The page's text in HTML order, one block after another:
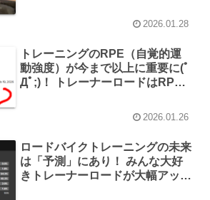
2026.01.28
トレーニングのRPE（自覚的運
動強度）が今まで以上に重要に(ﾟ
Дﾟ;)！ トレーナーロードはRPE
2026.01.26
ロードバイクトレーニングの未来
は「予測」にあり！ みんな大好
きトレーナーロードが大幅アップ